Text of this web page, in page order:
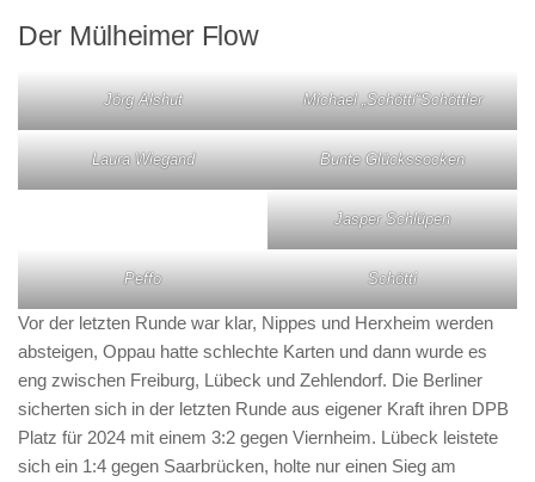
Der Mülheimer Flow
Jörg Alshut Michael „Schötti“Schöttler
Laura Wiegand Bunte Glückssocken
Jasper Schlüpen
Peffo Schötti
Vor der letzten Runde war klar, Nippes und Herxheim werden
absteigen, Oppau hatte schlechte Karten und dann wurde es
eng zwischen Freiburg, Lübeck und Zehlendorf. Die Berliner
sicherten sich in der letzten Runde aus eigener Kraft ihren DPB
Platz für 2024 mit einem 3:2 gegen Viernheim. Lübeck leistete
sich ein 1:4 gegen Saarbrücken, holte nur einen Sieg am